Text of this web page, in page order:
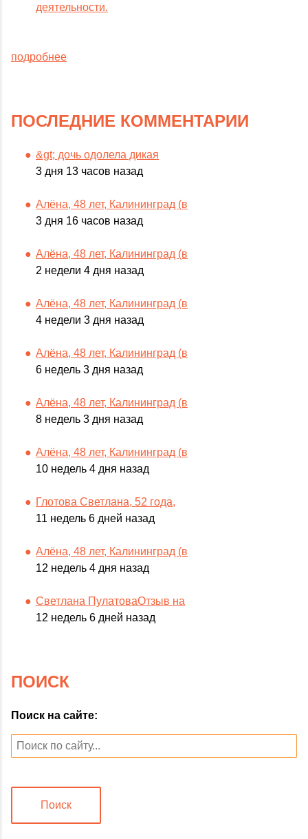
деятельности.
подробнее
ПОСЛЕДНИЕ КОММЕНТАРИИ
&gt; дочь одолела дикая
3 дня 13 часов назад
Алёна, 48 лет, Калининград (в
3 дня 16 часов назад
Алёна, 48 лет, Калининград (в
2 недели 4 дня назад
Алёна, 48 лет, Калининград (в
4 недели 3 дня назад
Алёна, 48 лет, Калининград (в
6 недель 3 дня назад
Алёна, 48 лет, Калининград (в
8 недель 3 дня назад
Алёна, 48 лет, Калининград (в
10 недель 4 дня назад
Глотова Светлана, 52 года,
11 недель 6 дней назад
Алёна, 48 лет, Калининград (в
12 недель 4 дня назад
Светлана ПулатоваОтзыв на
12 недель 6 дней назад
ПОИСК
Поиск на сайте:
Поиск